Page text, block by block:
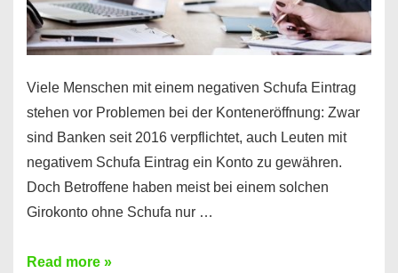
Viele Menschen mit einem negativen Schufa Eintrag
stehen vor Problemen bei der Konteneröffnung: Zwar
sind Banken seit 2016 verpflichtet, auch Leuten mit
negativem Schufa Eintrag ein Konto zu gewähren.
Doch Betroffene haben meist bei einem solchen
Girokonto ohne Schufa nur …
Günstiges
Read more »